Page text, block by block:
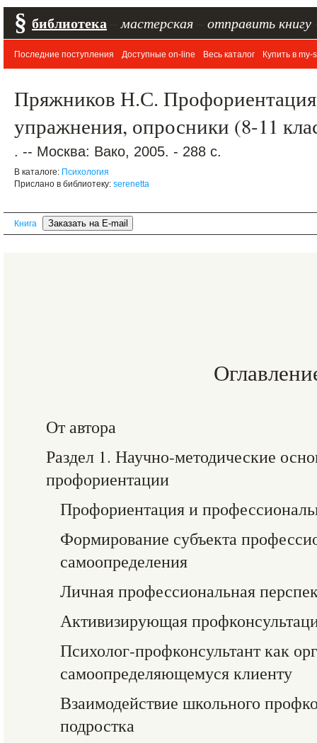
§ библиотека мастерская отправить книгу
Последние поступления Доступные on-line Весь каталог Купить в my-
Пряжников Н.С.
упражнения, опросники (8-11
. -- Москва: Вако, 2005. - 288 с.
В каталоге: Психология
Прислано в библиотеку: serenetta
Книга
От автора
Раздел 1. Научно-методические
профориентации
Профориентация и
Формирование субъекта
самоопределения
Личная профессиональная
Активизирующая
Психолог-профконсультант как
самоопределяющемуся клиенту
Взаимодействие школьного
подростка